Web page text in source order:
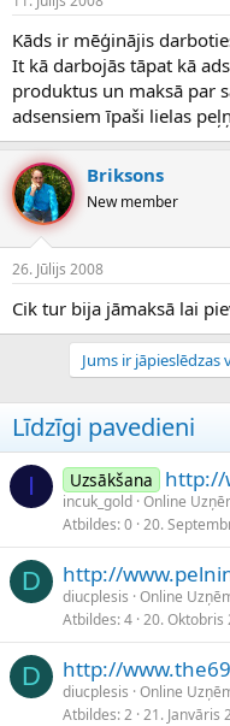
n
a
u
z
s
ā
c
ē
j
s
a
t
u
m
s
Kāds ir mēģinājis
It kā darbojās tāpat kā
produktus un maksā par
adsensiem īpaši lielas
Briksons
New member
26. Jūlijs 2008
Cik tur bija jāmaksā lai
Jums ir
Līdzīgi pavedieni
I Uzsākšana http://
incuk_gold Online
Atbildes 0 20.
D http://
diucplesis Online
Atbildes 4 20. Oktobris
D http://
diucplesis Online
Atbildes 2 21. Janvāris